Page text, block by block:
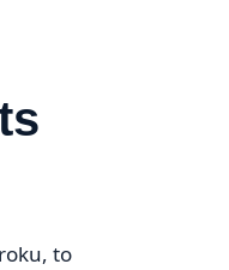
to